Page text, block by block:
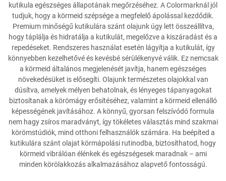
kutikula egészséges állapotának megőrzéséhez. A Colormarknál jól
tudjuk, hogy a körmeid szépsége a megfelelő ápolással kezdődik.
Premium minőségű kutikulára szánt olajunk úgy lett összeállítva,
hogy táplálja és hidratálja a kutikulát, megelőzve a kiszáradást és a
repedéseket. Rendszeres használat esetén lágyítja a kutikulát, így
könnyebben kezelhetővé és kevésbé sérülékenyvé válik. Ez nemcsak
a körmeid általános megjelenését javítja, hanem egészséges
növekedésüket is elősegíti. Olajunk természetes olajokkal van
dúsítva, amelyek mélyen behatolnak, és lényeges tápanyagokat
biztosítanak a körömágy erősítéséhez, valamint a körmeid ellenálló
képességének javításához. A könnyű, gyorsan felszívódó formula
nem hagy zsíros maradványt, így tökéletes választás mind szakmai
körömstúdiók, mind otthoni felhasználók számára. Ha beépíted a
kutikulára szánt olajat körmápolási rutinodba, biztosíthatod, hogy
körmeid vibrálóan élénkek és egészségesek maradnak – ami
minden körölakkozás alkalmazásához alapvető fontosságú.